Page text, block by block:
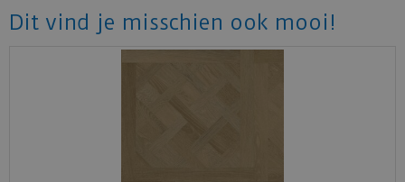
Dit vind je misschien ook mooi!